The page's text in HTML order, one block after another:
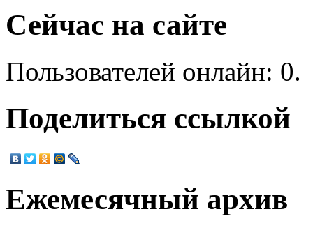
Сейчас на сайте
Пользователей онлайн: 0.
Поделиться ссылкой
Ежемесячный архив